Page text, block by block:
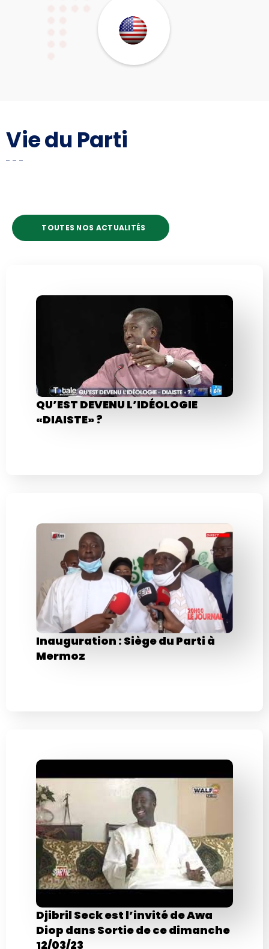
Vie du Parti
TOUTES NOS ACTUALITÉS
QU’EST DEVENU L’IDÉOLOGIE
«DIAISTE» ?
Inauguration : Siège du Parti à
Mermoz
Djibril Seck est l’invité de Awa
Diop dans Sortie de ce dimanche
12/03/23